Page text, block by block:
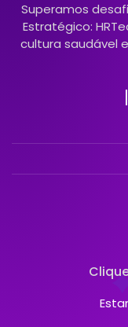
Superamos
Estratégico:
cultura saudável